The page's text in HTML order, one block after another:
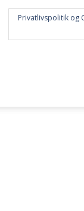
Privatlivspolitik og